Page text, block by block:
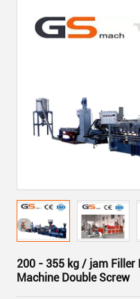
200 - 355 kg / jam Filler
Machine Double Screw